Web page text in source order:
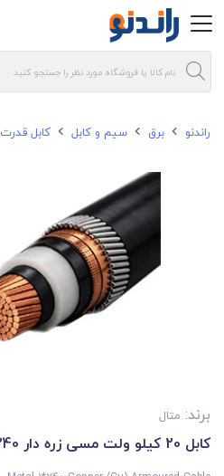
راندنو برق سیم و کابل کابل قدرت
برند: متال
کابل 20 کیلو ولت مسی زره دار 240*1 متال